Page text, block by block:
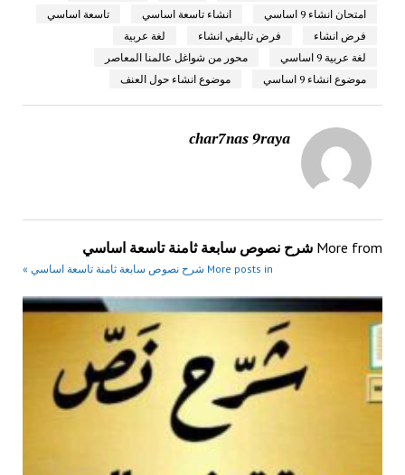
امتحان انشاء 9 اساسي
انشاء تاسعة اساسي
تاسعة اساسي
فرض انشاء
فرض تاليفي انشاء
لغة عربية
لغة عربية 9 اساسي
محور من شواغل عالمنا المعاصر
موضوع انشاء 9 اساسي
موضوع انشاء حول العنف
char7nas 9raya
More from شرح نصوص سابعة ثامنة تاسعة اساسي
More posts in شرح نصوص سابعة ثامنة تاسعة اساسي »